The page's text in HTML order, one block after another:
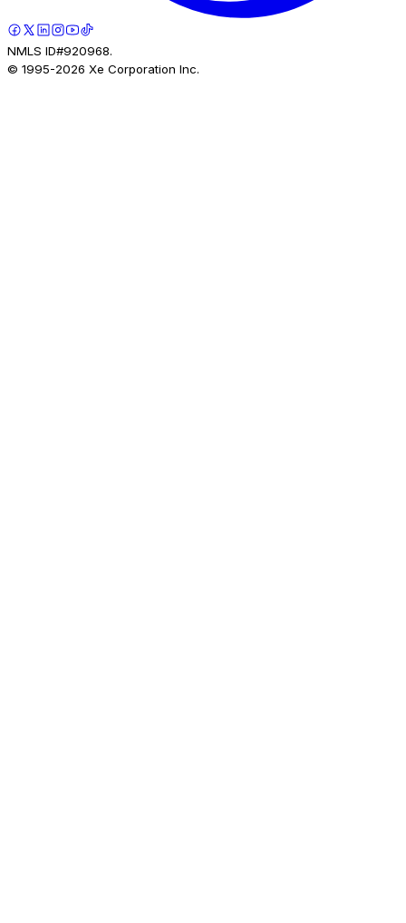
NMLS ID#920968.
© 1995-2026 Xe Corporation Inc.